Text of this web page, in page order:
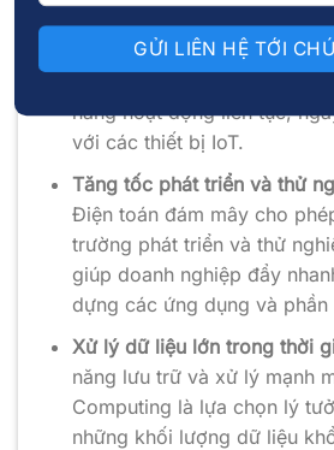
Hỗ trợ thiết bị IoT và giảm
Điện toán đám mây
năng hoạt động liên tục,
với các thiết bị IoT.
Tăng tốc phát triển và thử
Điện toán đám mây cho
trường phát triển và thử
giúp doanh nghiệp đẩy
dựng các ứng dụng và phần
Xử lý dữ liệu lớn trong thời
năng lưu trữ và xử lý mạnh
Computing là lựa chọn lý
những khối lượng dữ liệu